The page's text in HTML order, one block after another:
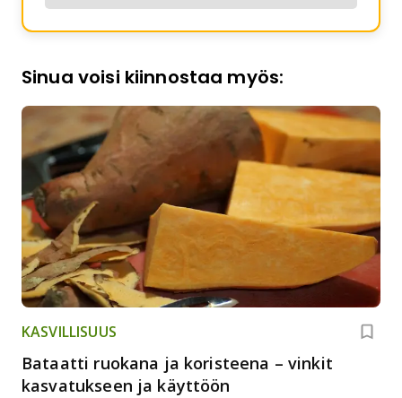
Sinua voisi kiinnostaa myös:
KASVILLISUUS
Bataatti ruokana ja koristeena – vinkit
kasvatukseen ja käyttöön